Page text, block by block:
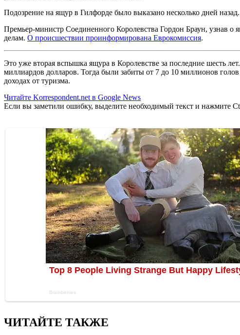
Подозрение на ящур в Гилфорде было выказано несколько дней
Премьер-министр Соединенного Королевства Гордон Браун, узнав
делам. О происшествии проинформирована Еврокомиссия.
Это уже вторая вспышка ящура в Королевстве за последние шесть
миллиардов долларов. Тогда были забиты от 7 до 10 миллионов
доходах от туризма.
Читайте Korrespondent.net в Google News
Если вы заметили ошибку, выделите необходимый текст и нажмите
ЧИТАЙТЕ ТАКЖЕ